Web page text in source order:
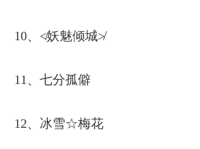
10、≮妖魅倾城≯
11、七分孤僻
12、冰雪☆梅花